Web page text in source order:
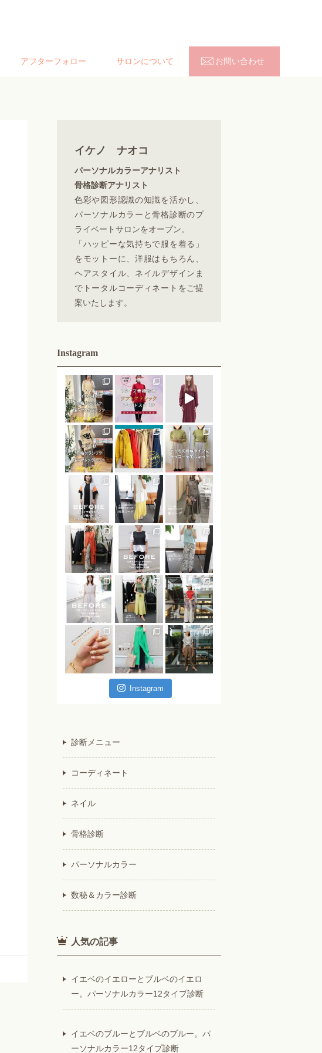
アフターフォロー サロンについて お問い合わせ
イケノ ナオコ
パーソナルカラーアナリスト
骨格診断アナリスト
色彩や図形認識の知識を活かし、
パーソナルカラーと骨格診断のプ
ライベートサロンをオープン。
「ハッピーな気持ちで服を着る」
をモットーに、洋服はもちろん、
ヘアスタイル、ネイルデザインま
でトータルコーディネートをご提
案いたします。
Instagram
Instagram
診断メニュー
コーディネート
ネイル
骨格診断
パーソナルカラー
数秘＆カラー診断
人気の記事
イエベのイエローとブルベのイエロ
ー。パーソナルカラー12タイプ診断
イエベのブルーとブルベのブルー。パ
ーソナルカラー12タイプ診断